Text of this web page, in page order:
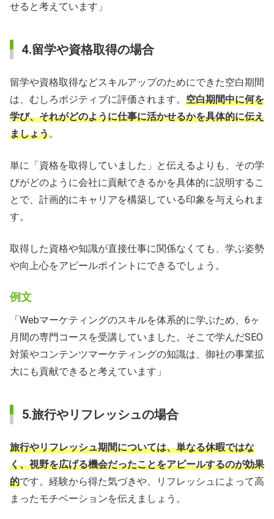
せると考えています」
4.留学や資格取得の場合
留学や資格取得などスキルアップのためにできた空白期間
は、むしろポジティブに評価されます。 空白期間中に何を
学び、それがどのように仕事に活かせるかを具体的に伝え
ましょう。
単に「資格を取得していました」と伝えるよりも、その学
びがどのように会社に貢献できるかを具体的に説明するこ
とで、計画的にキャリアを構築している印象を与えられま
す。
取得した資格や知識が直接仕事に関係なくても、学ぶ姿勢
や向上心をアピールポイントにできるでしょう。
例文
「Webマーケティングのスキルを体系的に学ぶため、6ヶ
月間の専門コースを受講していました。そこで学んだSEO
対策やコンテンツマーケティングの知識は、御社の事業拡
大にも貢献できると考えています」
5.旅行やリフレッシュの場合
旅行やリフレッシュ期間については、単なる休暇ではな
く、視野を広げる機会だったことをアピールするのが効果
的です。経験から得た気づきや、リフレッシュによって高
まったモチベーションを伝えましょう。